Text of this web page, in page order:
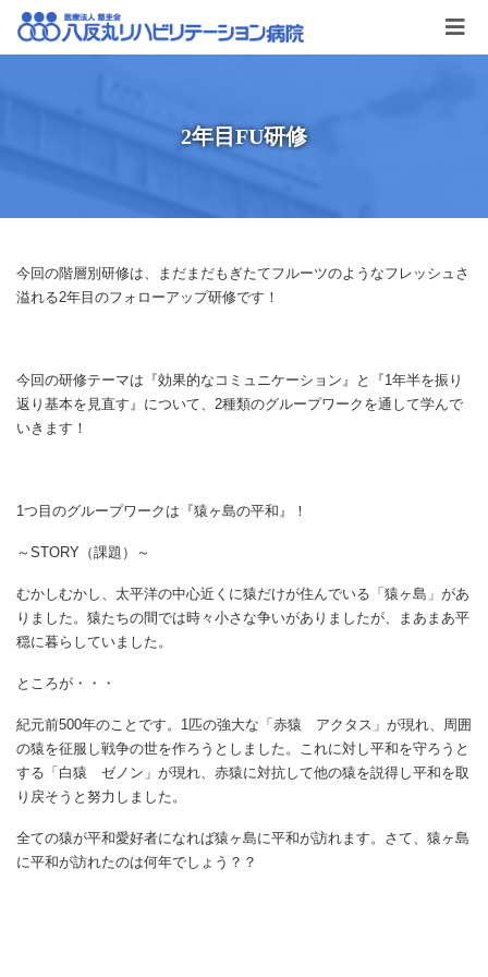
2年目FU研修
今回の階層別研修は、まだまだもぎたてフルーツのようなフレッシュさ
溢れる2年目のフォローアップ研修です！
今回の研修テーマは『効果的なコミュニケーション』と『1年半を振り
返り基本を見直す』について、2種類のグループワークを通して学んで
いきます！
1つ目のグループワークは『猿ヶ島の平和』！
～STORY（課題）～
むかしむかし、太平洋の中心近くに猿だけが住んでいる「猿ヶ島」があ
りました。猿たちの間では時々小さな争いがありましたが、まあまあ平
穏に暮らしていました。
ところが・・・
紀元前500年のことです。1匹の強大な「赤猿 アクタス」が現れ、周囲
の猿を征服し戦争の世を作ろうとしました。これに対し平和を守ろうと
する「白猿 ゼノン」が現れ、赤猿に対抗して他の猿を説得し平和を取
り戻そうと努力しました。
全ての猿が平和愛好者になれば猿ヶ島に平和が訪れます。さて、猿ヶ島
に平和が訪れたのは何年でしょう？？